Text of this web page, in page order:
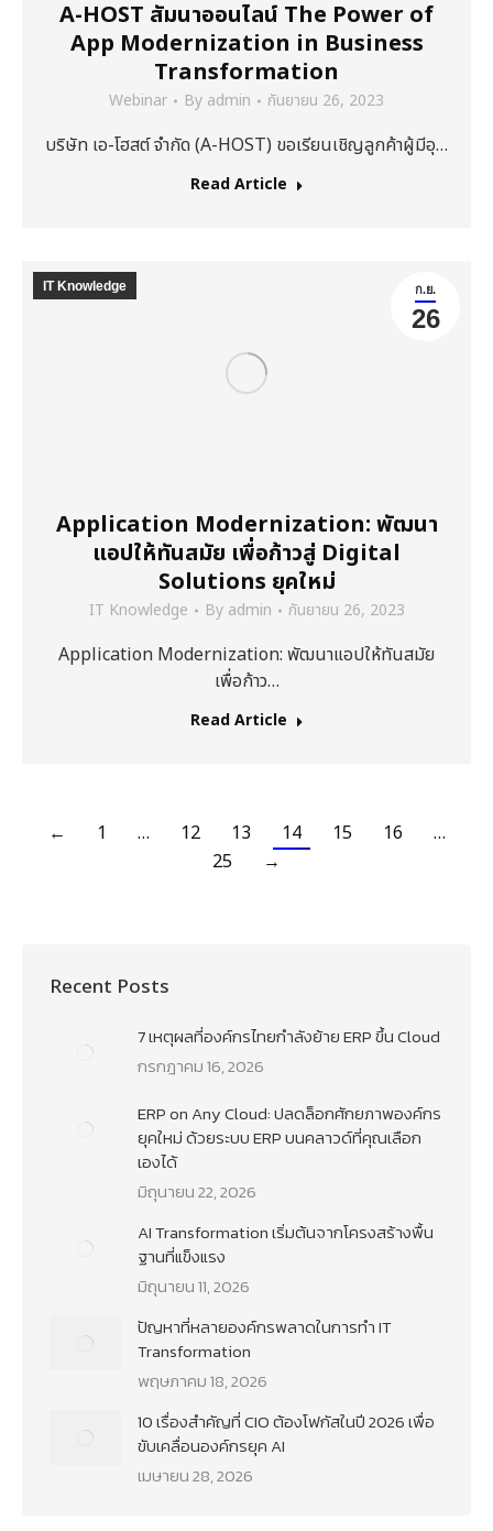
A-HOST สัมนาออนไลน์ The Power of
App Modernization in Business
Transformation
Webinar By admin กันยายน 26, 2023
บริษัท เอ-โฮสต์ จำกัด (A-HOST) ขอเรียนเชิญลูกค้าผู้มีอุ…
Read Article
Application Modernization: พัฒนา
แอปให้ทันสมัย เพื่อก้าวสู่ Digital
Solutions ยุคใหม่
IT Knowledge By admin กันยายน 26, 2023
ก.ย.
26
IT Knowledge
Application Modernization: พัฒนาแอปให้ทันสมัย
เพื่อก้าว…
Read Article
← 1 … 12 13 14 15 16
…
25
→
Recent Posts
7 เหตุผลที่องค์กรไทยกำลังย้าย ERP ขึ้น Cloud
กรกฎาคม 16, 2026
ERP on Any Cloud: ปลดล็อกศักยภาพองค์กร
ยุคใหม่ ด้วยระบบ ERP บนคลาวด์ที่คุณเลือก
เองได้
มิถุนายน 22, 2026
AI Transformation เริ่มต้นจากโครงสร้างพื้น
ฐานที่แข็งแรง
มิถุนายน 11, 2026
ปัญหาที่หลายองค์กรพลาดในการทำ IT
Transformation
พฤษภาคม 18, 2026
10 เรื่องสำคัญที่ CIO ต้องโฟกัสในปี 2026 เพื่อ
ขับเคลื่อนองค์กรยุค AI
เมษายน 28, 2026